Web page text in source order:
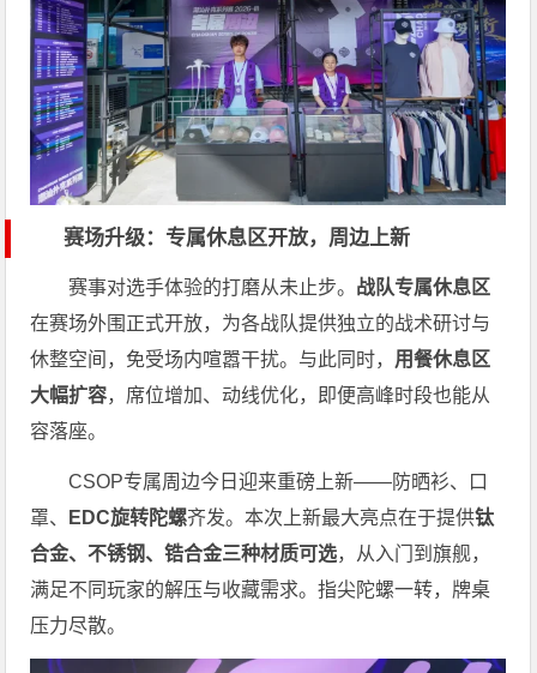
赛场升级：专属休息区开放，周边上新
赛事对选手体验的打磨从未止步。 战队专属休息区
在赛场外围正式开放，为各战队提供独立的战术研讨与
休整空间，免受场内喧嚣干扰。与此同时， 用餐休息区
大幅扩容，席位增加、动线优化，即便高峰时段也能从
容落座。
CSOP专属周边今日迎来重磅上新——防晒衫、口
罩、
EDC旋转陀螺齐发。本次上新最大亮点在于提供钛
合金、不锈钢、锆合金三种材质可选，从入门到旗舰，
满足不同玩家的解压与收藏需求。指尖陀螺一转，牌桌
压力尽散。